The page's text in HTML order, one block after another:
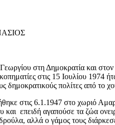
στη Δημοκρατία και
στις 15 Ιουλίου
δημοκρατικούς πολίτες από το
στις 6.1.1947 στο χωριό
επειδή αγαπούσε τα ζώα
αλλά ο γάμος τους